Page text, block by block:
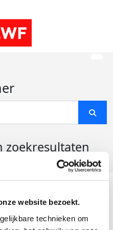
website bezoekt.
technieken om
zoekresultaten